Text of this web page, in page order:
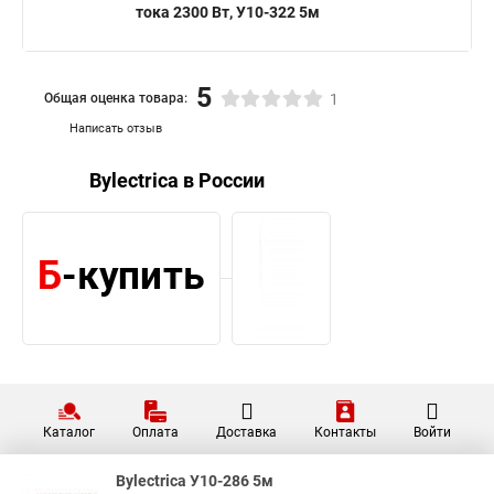
тока 2300 Вт, У10-322 5м
Написать отзыв
Общая оценка товара: 5 1
Bylectrica в России
Каталог Оплата Доставка Контакты Войти
Bylectrica У10-286 5м